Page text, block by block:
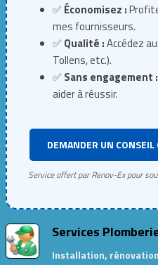
✅Économisez :
mes fournisseurs.
✅Qualité :Accédez
Tollens, etc.).
✅Sans engagement :
aider à réussir.
DEMANDER UN
Service offert par Renov-Ex pour
Services
Installation,